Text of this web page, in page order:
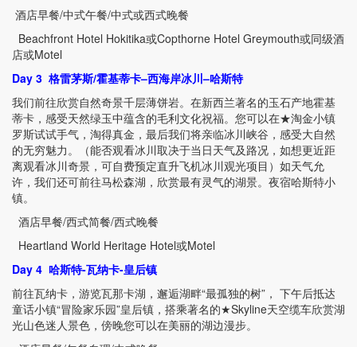
酒店早餐/中式午餐/中式或西式晚餐
Beachfront Hotel Hokitika或Copthorne Hotel Greymouth或同级酒
店或Motel
Day 3 格雷茅斯/霍基蒂卡–西海岸冰川–哈斯特
我们前往欣赏自然奇景千层薄饼岩。在新西兰著名的玉石产地霍基
蒂卡，感受天然绿玉中蕴含的毛利文化祝福。您可以在★淘金小镇
罗斯试试手气，淘得真金，最后我们将亲临冰川峡谷，感受大自然
的无穷魅力。（能否观看冰川取决于当日天气及路况，如想更近距
离观看冰川奇景，可自费预定直升飞机冰川观光项目）如天气允
许，我们还可前往马松森湖，欣赏最有灵气的湖景。夜宿哈斯特小
镇。
酒店早餐/西式简餐/西式晚餐
Heartland World Heritage Hotel或Motel
Day 4 哈斯特-瓦纳卡-皇后镇
前往瓦纳卡，游览瓦那卡湖，邂逅湖畔“最孤独的树”， 下午后抵达
童话小镇“冒险家乐园”皇后镇，搭乘著名的★Skyline天空缆车欣赏湖
光山色迷人景色，傍晚您可以在美丽的湖边漫步。